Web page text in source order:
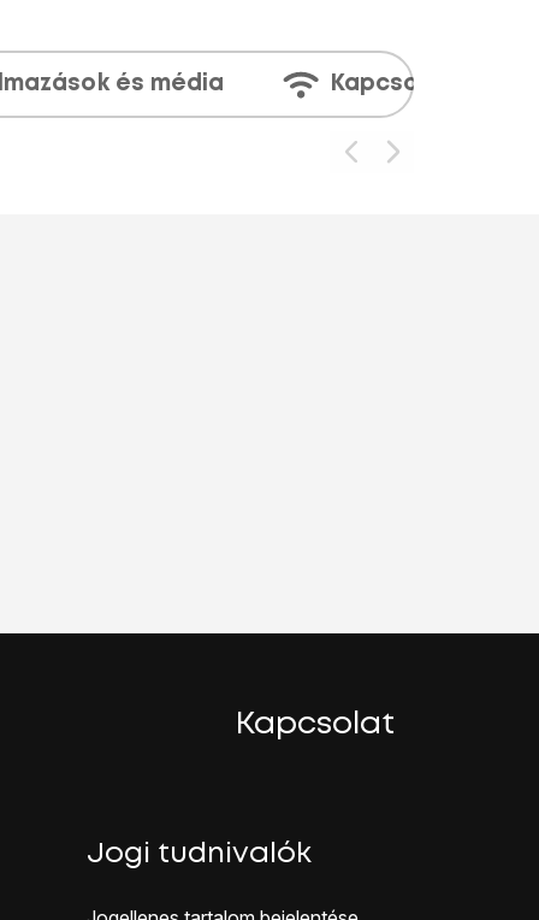
és média Kapcsolatok
Kapcsolat
Jogi tudnivalók